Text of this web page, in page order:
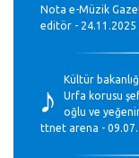
Nota e-Müzik
editör - 24.11.2025
♪
Kültür
Urfa korusu
oğlu ve
ttnet arena -